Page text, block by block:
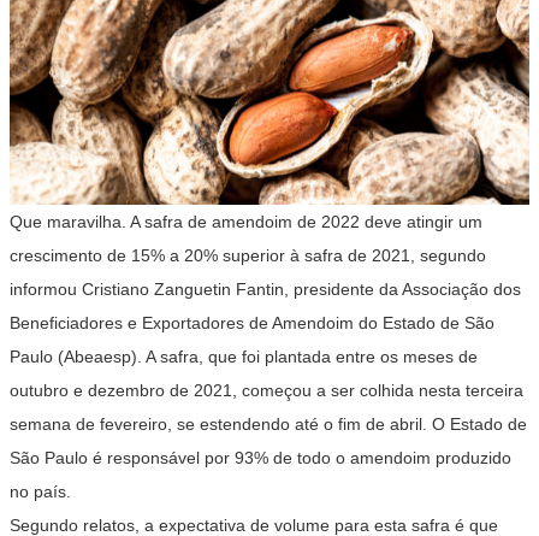
Que maravilha. A safra de amendoim de 2022 deve atingir um
crescimento de 15% a 20% superior à safra de 2021, segundo
informou Cristiano Zanguetin Fantin, presidente da Associação dos
Beneficiadores e Exportadores de Amendoim do Estado de São
Paulo (Abeaesp). A safra, que foi plantada entre os meses de
outubro e dezembro de 2021, começou a ser colhida nesta terceira
semana de fevereiro, se estendendo até o fim de abril. O Estado de
São Paulo é responsável por 93% de todo o amendoim produzido
no país.
Segundo relatos, a expectativa de volume para esta safra é que